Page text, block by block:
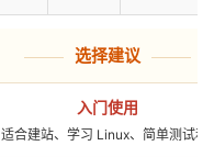
选择建议
入门使用
合建站、学习 Linux、简单测试和